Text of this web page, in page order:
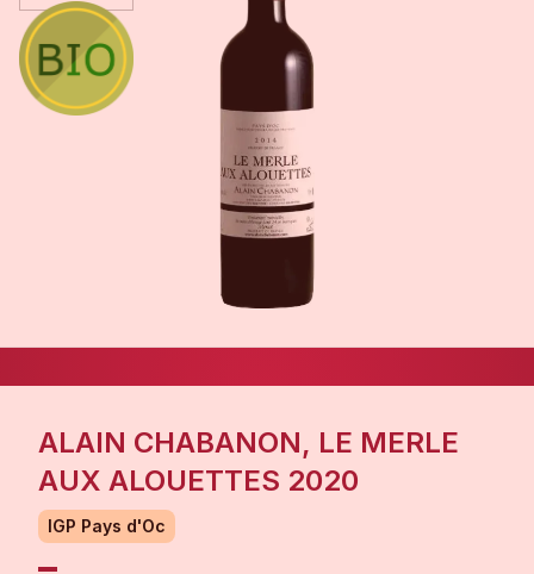
ALAIN CHABANON, LE MERLE
AUX ALOUETTES 2020
IGP Pays d'Oc